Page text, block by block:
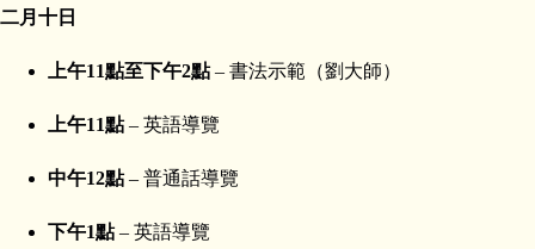
二月十日
上午11點至下午2點– 書法示範（劉大師）
上午11點– 英語導覽
中午12點– 普通話導覽
下午1點– 英語導覽